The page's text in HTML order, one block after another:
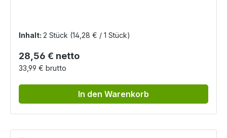
Inhalt: 2 Stück (14,28 € / 1 Stück)
Regulärer Preis:
28,56 € netto
33,99 € brutto
In den Warenkorb